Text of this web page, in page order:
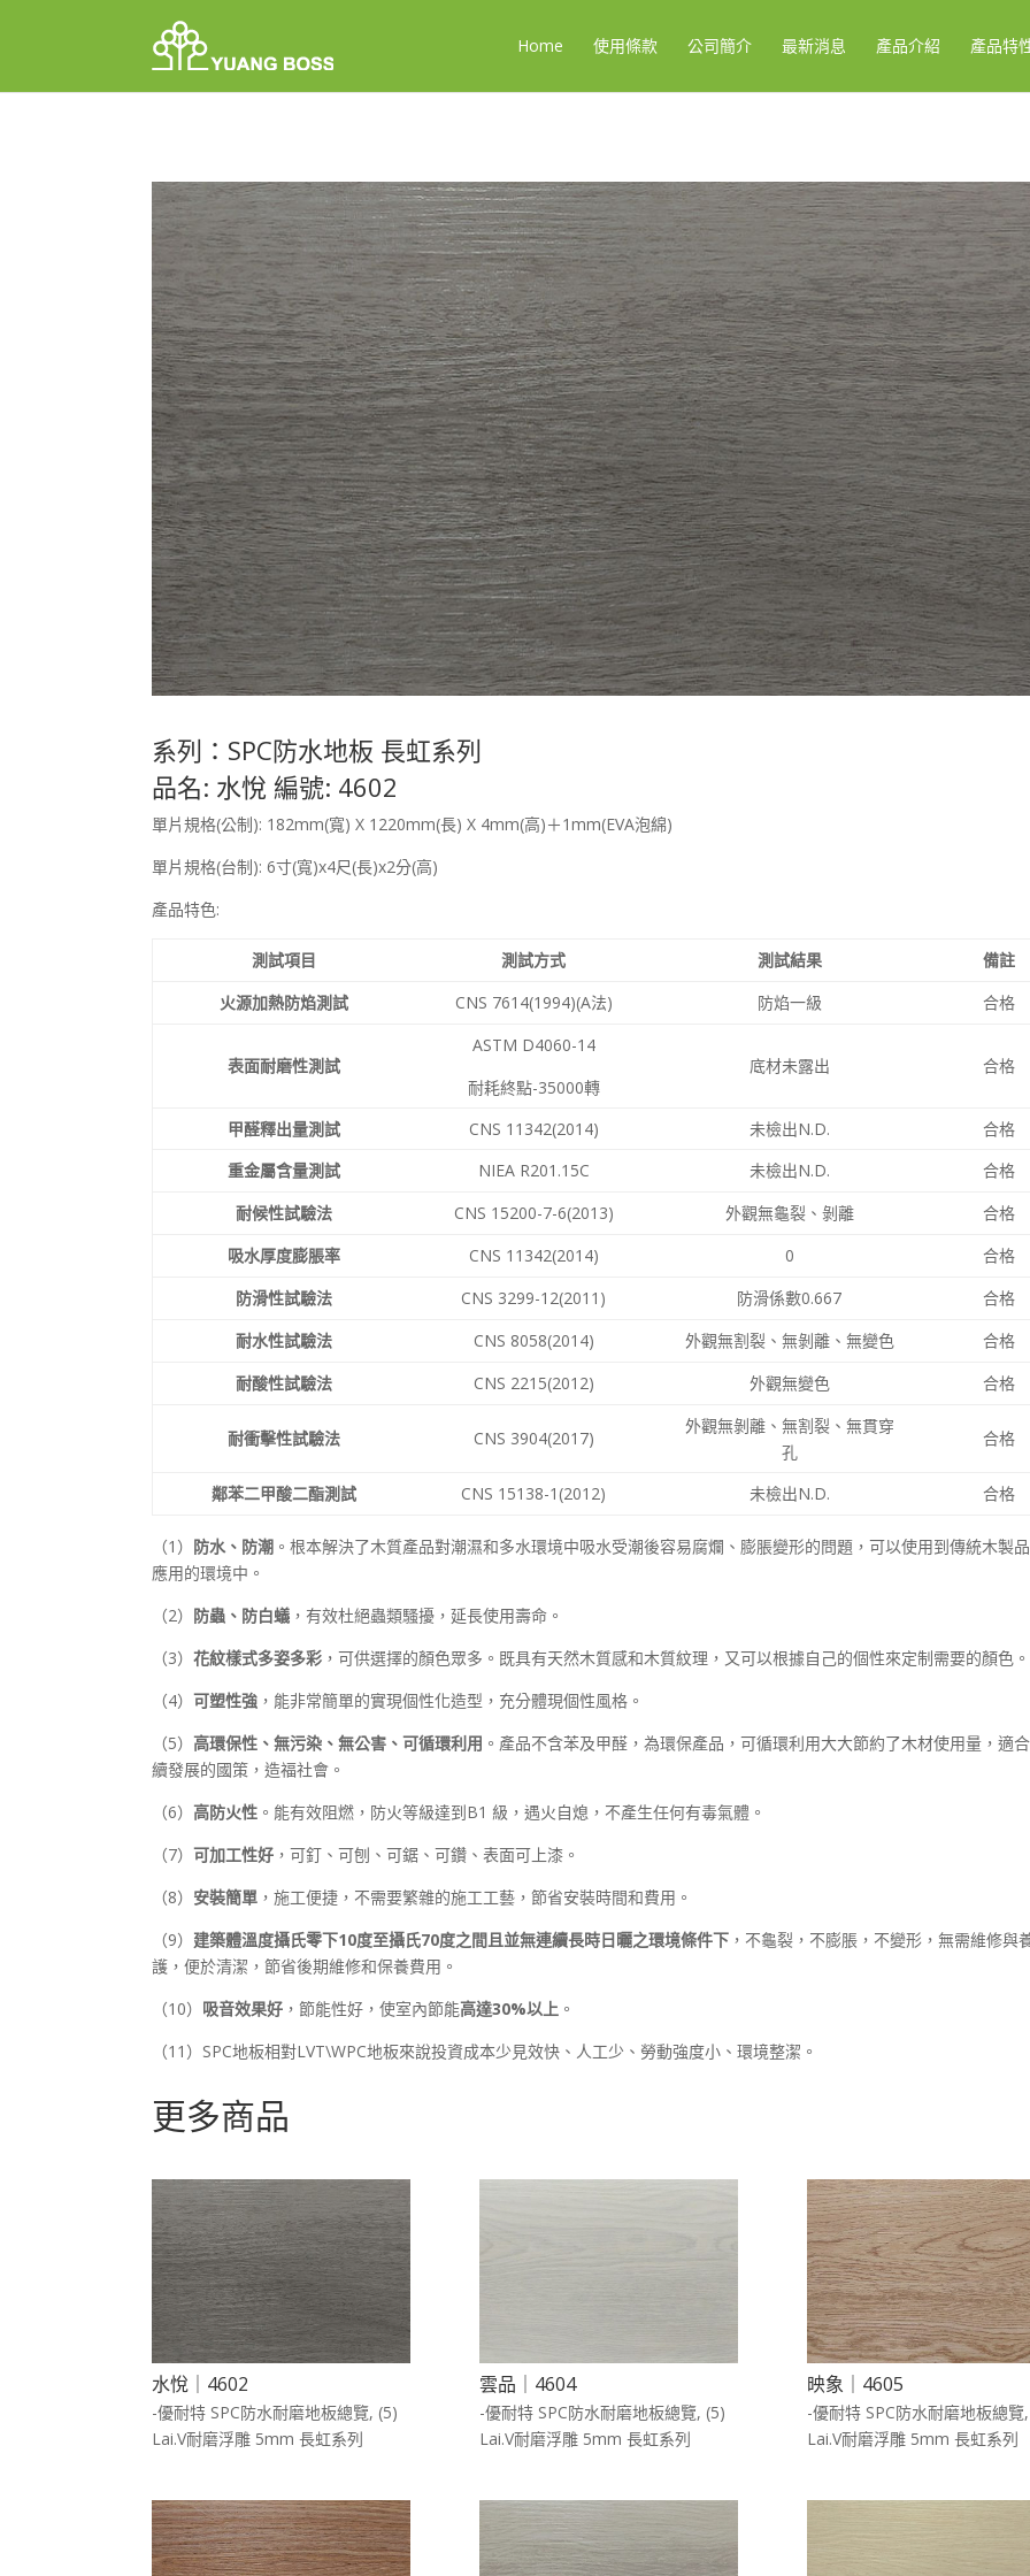
Home 使用條款 公司簡介 最新消息 產品介紹 產品特
系列：SPC防水地板 長虹系列
品名: 水悅 編號: 4602
單片規格(公制): 182mm(寬) X 1220mm(長) X 4mm(高)＋1mm(EVA泡綿)
單片規格(台制): 6寸(寬)x4尺(長)x2分(高)
產品特色:
測試項目 測試方式 測試結果
備註
火源加熱防焰測試
CNS 7614(1994)(A法) 防焰一級 合格
表面耐磨性測試
ASTM D4060-14
耐耗終點-35000轉
底材未露出 合格
甲醛釋出量測試 CNS 11342(2014) 未檢出N.D.
合格
重金屬含量測試
NIEA R201.15C 未檢出N.D.
合格
耐候性試驗法
CNS 15200-7-6(2013) 外觀無龜裂、剝離
合格
吸水厚度膨脹率
CNS 11342(2014) 0
合格
防滑性試驗法
CNS 3299-12(2011) 防滑係數0.667
合格
耐水性試驗法
CNS 8058(2014) 外觀無割裂、無剝離、無變色
合格
耐酸性試驗法
CNS 2215(2012) 外觀無變色 合格
耐衝擊性試驗法 CNS 3904(2017)
外觀無剝離、無割裂、無貫穿
孔
合格
鄰苯二甲酸二酯測試 CNS 15138-1(2012) 未檢出N.D. 合格
（1） 防水、防潮 。根本解決了木質產品對潮濕和多水環境中吸水受潮後容易腐爛、膨脹變形的問題，可以使用到傳統木製
應用的環境中。
（2） 防蟲、防白蟻 ，有效杜絕蟲類騷擾，延長使用壽命。
（3） 花紋樣式多姿多彩 ，可供選擇的顏色眾多。既具有天然木質感和木質紋理，又可以根據自己的個性來定制需要的顏色。
（4） 可塑性強 ，能非常簡單的實現個性化造型，充分體現個性風格。
（5） 高環保性、無污染、無公害、可循環利用 。產品不含苯及甲醛，為環保產品，可循環利用大大節約了木材使用量，適
續發展的國策，造福社會。
（6） 高防火性 。能有效阻燃，防火等級達到B1 級，遇火自熄，不產生任何有毒氣體。
（7） 可加工性好 ，可釘、可刨、可鋸、可鑽、表面可上漆。
（8） 安裝簡單 ，施工便捷，不需要繁雜的施工工藝，節省安裝時間和費用。
（9） 建築體溫度攝氏零下10度至攝氏70度之間且並無連續長時日曬之環境條件下 ，不龜裂，不膨脹，不變形，無需維修與
護，便於清潔，節省後期維修和保養費用。
（10） 吸音效果好 ，節能性好，使室內節能高達30%以上 。
（11）SPC地板相對LVT\WPC地板來說投資成本少見效快、人工少、勞動強度小、環境整潔。
更多商品
水悅｜4602
-優耐特 SPC防水耐磨地板總覽, (5)
Lai.V耐磨浮雕 5mm 長虹系列
雲品｜4604
-優耐特 SPC防水耐磨地板總覽, (5)
Lai.V耐磨浮雕 5mm 長虹系列
映象｜4605
-優耐特 SPC防水耐磨地板總覽,
Lai.V耐磨浮雕 5mm 長虹系列